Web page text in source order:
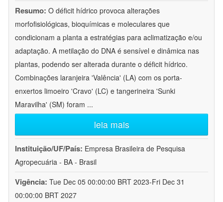
Resumo: O déficit hídrico provoca alterações
morfofisiológicas, bioquímicas e moleculares que
condicionam a planta a estratégias para aclimatização e/ou
adaptação. A metilação do DNA é sensível e dinâmica nas
plantas, podendo ser alterada durante o déficit hídrico.
Combinações laranjeira 'Valência' (LA) com os porta-
enxertos limoeiro 'Cravo' (LC) e tangerineira 'Sunki
Maravilha' (SM) foram ...
leia mais
Instituição/UF/País: Empresa Brasileira de Pesquisa
Agropecuária - BA - Brasil
Vigência: Tue Dec 05 00:00:00 BRT 2023-Fri Dec 31
00:00:00 BRT 2027